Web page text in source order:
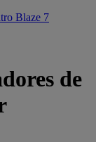
Blaze 7
de